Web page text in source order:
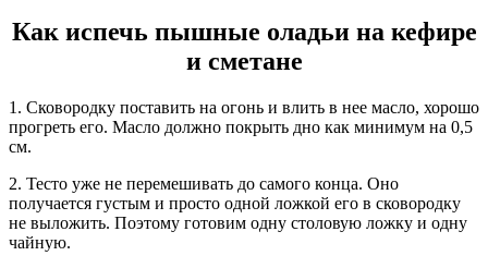
Как испечь пышные оладьи на кефире
и сметане
1. Сковородку поставить на огонь и влить в нее масло, хорошо
прогреть его. Масло должно покрыть дно как минимум на 0,5
см.
2. Тесто уже не перемешивать до самого конца. Оно
получается густым и просто одной ложкой его в сковородку
не выложить. Поэтому готовим одну столовую ложку и одну
чайную.